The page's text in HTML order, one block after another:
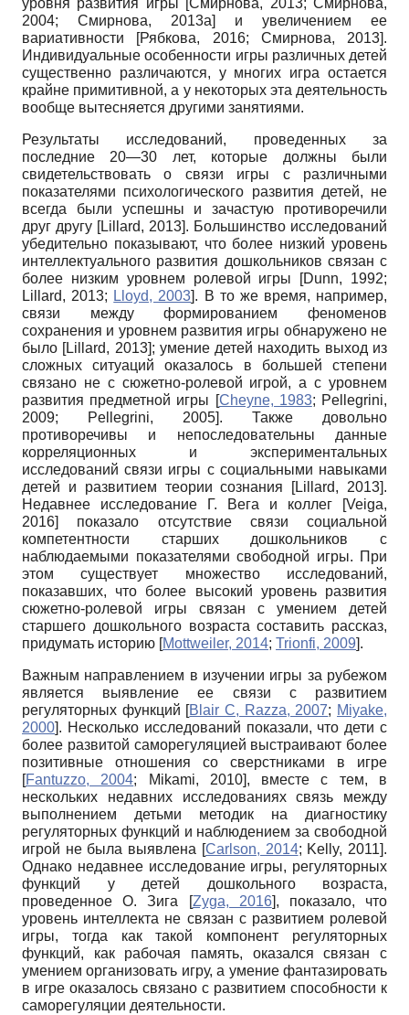
уровня развития игры [Смирнова, 2013;Смирнова,
2004; Смирнова, 2013а]
и увеличением ее
вариативности
[Рябкова, 2016; Смирнова, 2013].
Индивидуальные особенности игры различных детей
существенно различаются, у многих игра остается
крайне примитивной, а у некоторых эта деятельность
вообще вытесняется другими занятиями.
Результаты исследований, проведенных за
последние 20—30 лет, которые должны были
свидетельствовать о связи игры с различными
показателями психологического развития детей, не
всегда были успешны и зачастую противоречили
друг другу [Lillard, 2013]. Большинство исследований
убедительно показывают, что более низкий уровень
интеллектуального развития дошкольников связан с
более низким уровнем ролевой игры
[Dunn, 1992;
Lillard, 2013; Lloyd, 2003]. В то же время, например,
связи между формированием феноменов
сохранения и уровнем развития игры обнаружено не
было [Lillard, 2013]; умение детей находить выход из
сложных ситуаций оказалось в большей степени
связано не с сюжетно-ролевой игрой, а с уровнем
развития предметной игры [Cheyne, 1983; Pellegrini,
2009; Pellegrini, 2005]. Также довольно
противоречивы и непоследовательны данные
корреляционных и экспериментальных
исследований связи игры с социальными навыками
детей и развитием теории сознания
[Lillard, 2013].
Недавнее исследование Г. Вега и коллег
[Veiga,
2016]
показало отсутствие связи социальной
компетентности старших дошкольников с
наблюдаемыми показателями свободной игры. При
этом существует множество исследований,
показавших, что более высокий уровень развития
сюжетно-ролевой игры связан с умением детей
старшего дошкольного возраста составить рассказ,
придумать историю [Mottweiler, 2014; Trionfi, 2009].
Важным направлением в изучении игры за рубежом
является выявление ее связи с развитием
регуляторных функций [Blair C, Razza, 2007; Miyake,
2000]. Несколько исследований показали, что дети с
более развитой саморегуляцией выстраивают более
позитивные отношения со сверстниками в игре
[Fantuzzo, 2004; Mikami, 2010], вместе с тем, в
нескольких недавних исследованиях связь между
выполнением детьми методик на диагностику
регуляторных функций и наблюдением за свободной
игрой не была выявлена [Carlson, 2014; Kelly, 2011].
Однако недавнее исследование игры, регуляторных
функций у детей дошкольного возраста,
проведенное О. Зига
[Zyga, 2016], показало, что
уровень интеллекта не связан с развитием ролевой
игры, тогда как такой компонент регуляторных
функций, как рабочая память, оказался связан с
умением организовать игру, а умение фантазировать
в игре оказалось связано с развитием способности к
саморегуляции деятельности.